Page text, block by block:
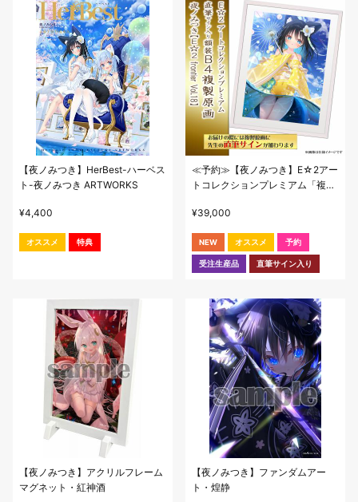
【夜ノみつき】HerBest-ハーベス
ト-夜ノみつき ARTWORKS
¥4,400
オススメ 特典
≪予約≫【夜ノみつき】E☆2アー
トコレクションプレミアム「複製
¥39,000
NEW オススメ 予約
受注生産品 直筆サイン入り
【夜ノみつき】アクリルフレーム
マグネット・紅神酒
【夜ノみつき】ファンダムアー
ト・煌静